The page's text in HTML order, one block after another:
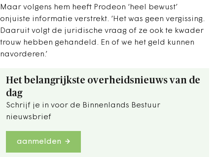
Maar volgens hem heeft Prodeon ‘heel bewust’
onjuiste informatie verstrekt. ‘Het was geen vergissing.
Daaruit volgt de juridische vraag of ze ook te kwader
trouw hebben gehandeld. En of we het geld kunnen
navorderen.’
Het belangrijkste overheidsnieuws van de
dag
Schrijf je in voor de Binnenlands Bestuur
nieuwsbrief
aanmelden